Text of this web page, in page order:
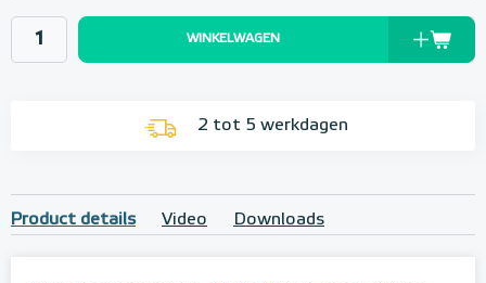
WINKELWAGEN
2 tot 5 werkdagen
Product details Video Downloads